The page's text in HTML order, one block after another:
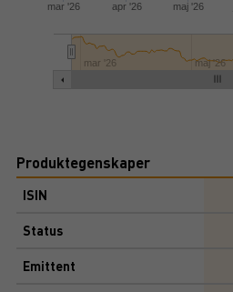
mar '26 apr '26 maj '26
mar '26 maj '26
Produktegenskaper
ISIN
Status
Emittent